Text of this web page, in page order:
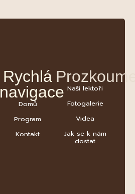
Rychlá
navigace
Domů
Program
Kontakt
Naši lektoři
Fotogalerie
Videa
Jak se k nám
dostat